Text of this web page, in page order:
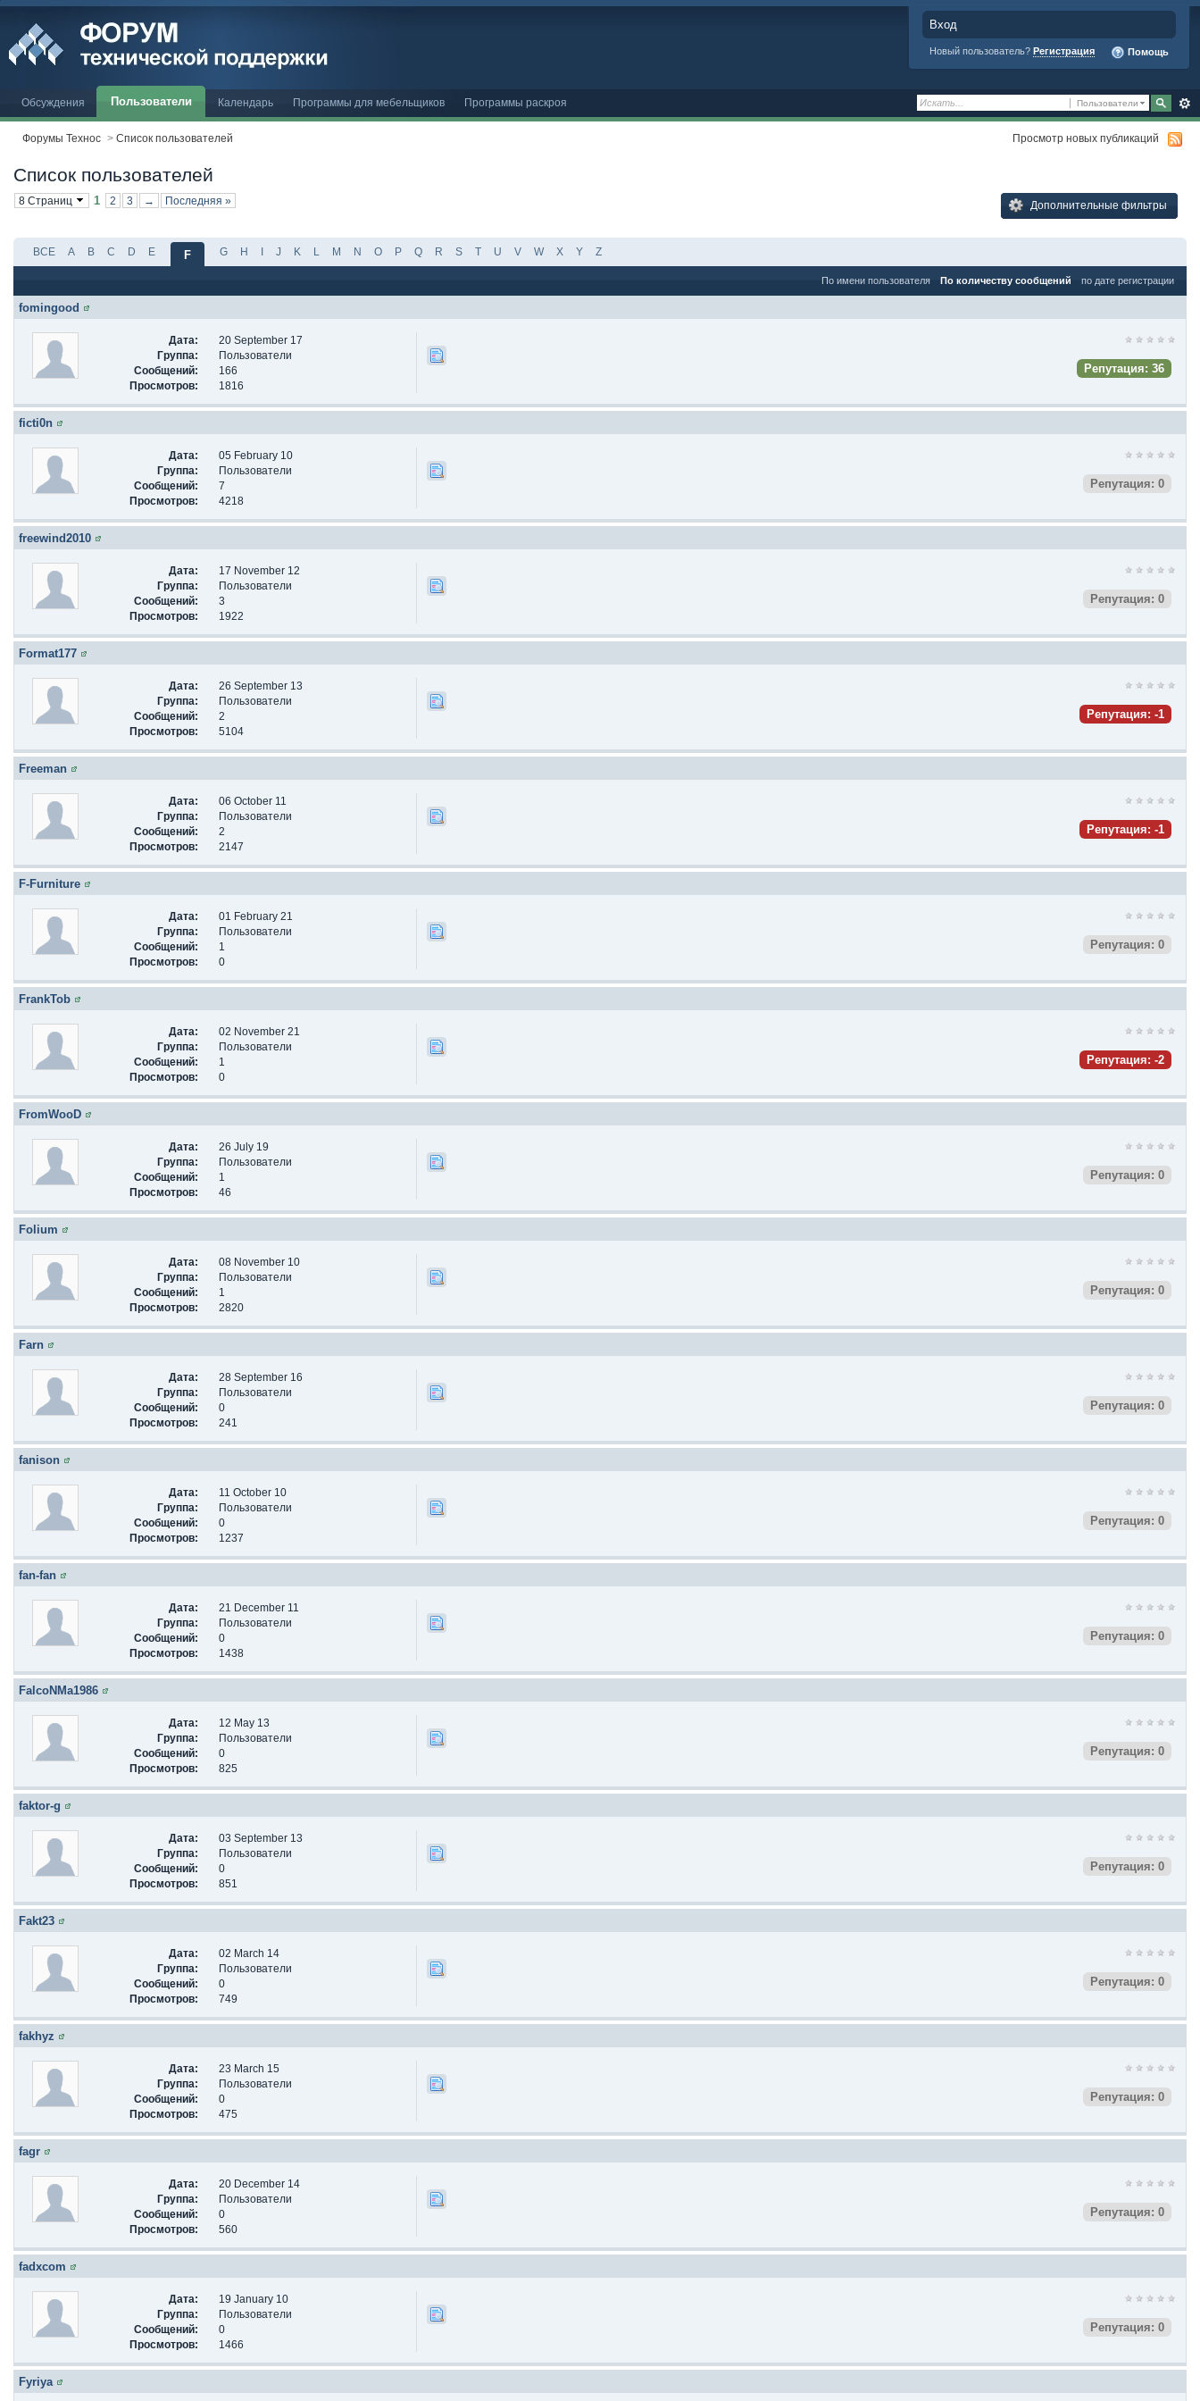
Вход
Новый пользователь? Регистрация Помощь
Пользователи
Обсуждения Пользователи Календарь Программы для мебельщиков Программы раскроя
Форумы Технос > Список пользователей Просмотр новых публикаций
Список пользователей
8 Страниц 1 2 3 → Последняя » Дополнительные фильтры
ВСЕ A B C D E F G H I J K L M N O P Q R S T U V W X Y Z
По имени пользователя По количеству сообщений по дате регистрации
fomingood
Дата:
20 September 17
Группа:
Пользователи
Сообщений:
166
Просмотров:
1816
Репутация: 36
ficti0n
Дата:
05 February 10
Группа:
Пользователи
Сообщений:
7
Просмотров:
4218
Репутация: 0
freewind2010
Дата:
17 November 12
Группа:
Пользователи
Сообщений:
3
Просмотров:
1922
Репутация: 0
Format177
Дата:
26 September 13
Группа:
Пользователи
Сообщений:
2
Просмотров:
5104
Репутация: -1
Freeman
Дата:
06 October 11
Группа:
Пользователи
Сообщений:
2
Просмотров:
2147
Репутация: -1
F-Furniture
Дата:
01 February 21
Группа:
Пользователи
Сообщений:
1
Просмотров:
0
Репутация: 0
FrankTob
Дата:
02 November 21
Группа:
Пользователи
Сообщений:
1
Просмотров:
0
Репутация: -2
FromWooD
Дата:
26 July 19
Группа:
Пользователи
Сообщений:
1
Просмотров:
46
Репутация: 0
Folium
Дата:
08 November 10
Группа:
Пользователи
Сообщений:
1
Просмотров:
2820
Репутация: 0
Farn
Дата:
28 September 16
Группа:
Пользователи
Сообщений:
0
Просмотров:
241
Репутация: 0
fanison
Дата:
11 October 10
Группа:
Пользователи
Сообщений:
0
Просмотров:
1237
Репутация: 0
fan-fan
Дата:
21 December 11
Группа:
Пользователи
Сообщений:
0
Просмотров:
1438
Репутация: 0
FalcoNMa1986
Дата:
12 May 13
Группа:
Пользователи
Сообщений:
0
Просмотров:
825
Репутация: 0
faktor-g
Дата:
03 September 13
Группа:
Пользователи
Сообщений:
0
Просмотров:
851
Репутация: 0
Fakt23
Дата:
02 March 14
Группа:
Пользователи
Сообщений:
0
Просмотров:
749
Репутация: 0
fakhyz
Дата:
23 March 15
Группа:
Пользователи
Сообщений:
0
Просмотров:
475
Репутация: 0
fagr
Дата:
20 December 14
Группа:
Пользователи
Сообщений:
0
Просмотров:
560
Репутация: 0
fadxcom
Дата:
19 January 10
Группа:
Пользователи
Сообщений:
0
Просмотров:
1466
Репутация: 0
Fyriya